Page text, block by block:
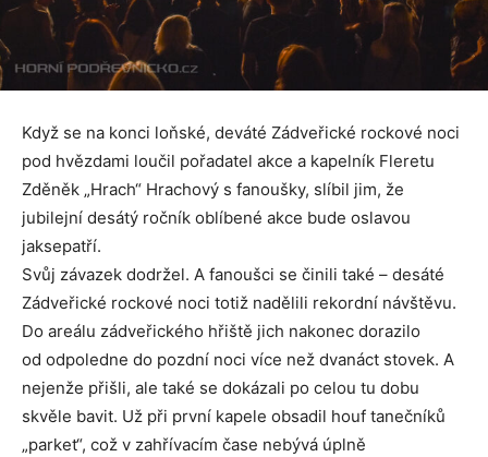
Když se na konci loňské, deváté Zádveřické rockové noci
pod hvězdami loučil pořadatel akce a kapelník Fleretu
Zděněk „Hrach“ Hrachový s fanoušky, slíbil jim, že
jubilejní desátý ročník oblíbené akce bude oslavou
jaksepatří.
Svůj závazek dodržel. A fanoušci se činili také – desáté
Zádveřické rockové noci totiž nadělili rekordní návštěvu.
Do areálu zádveřického hřiště jich nakonec dorazilo
od odpoledne do pozdní noci více než dvanáct stovek. A
nejenže přišli, ale také se dokázali po celou tu dobu
skvěle bavit. Už při první kapele obsadil houf tanečníků
„parket“, což v zahřívacím čase nebývá úplně